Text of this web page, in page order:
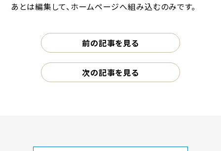
あとは編集して、ホームページへ組み込むのみです。
前の記事を見る
次の記事を見る